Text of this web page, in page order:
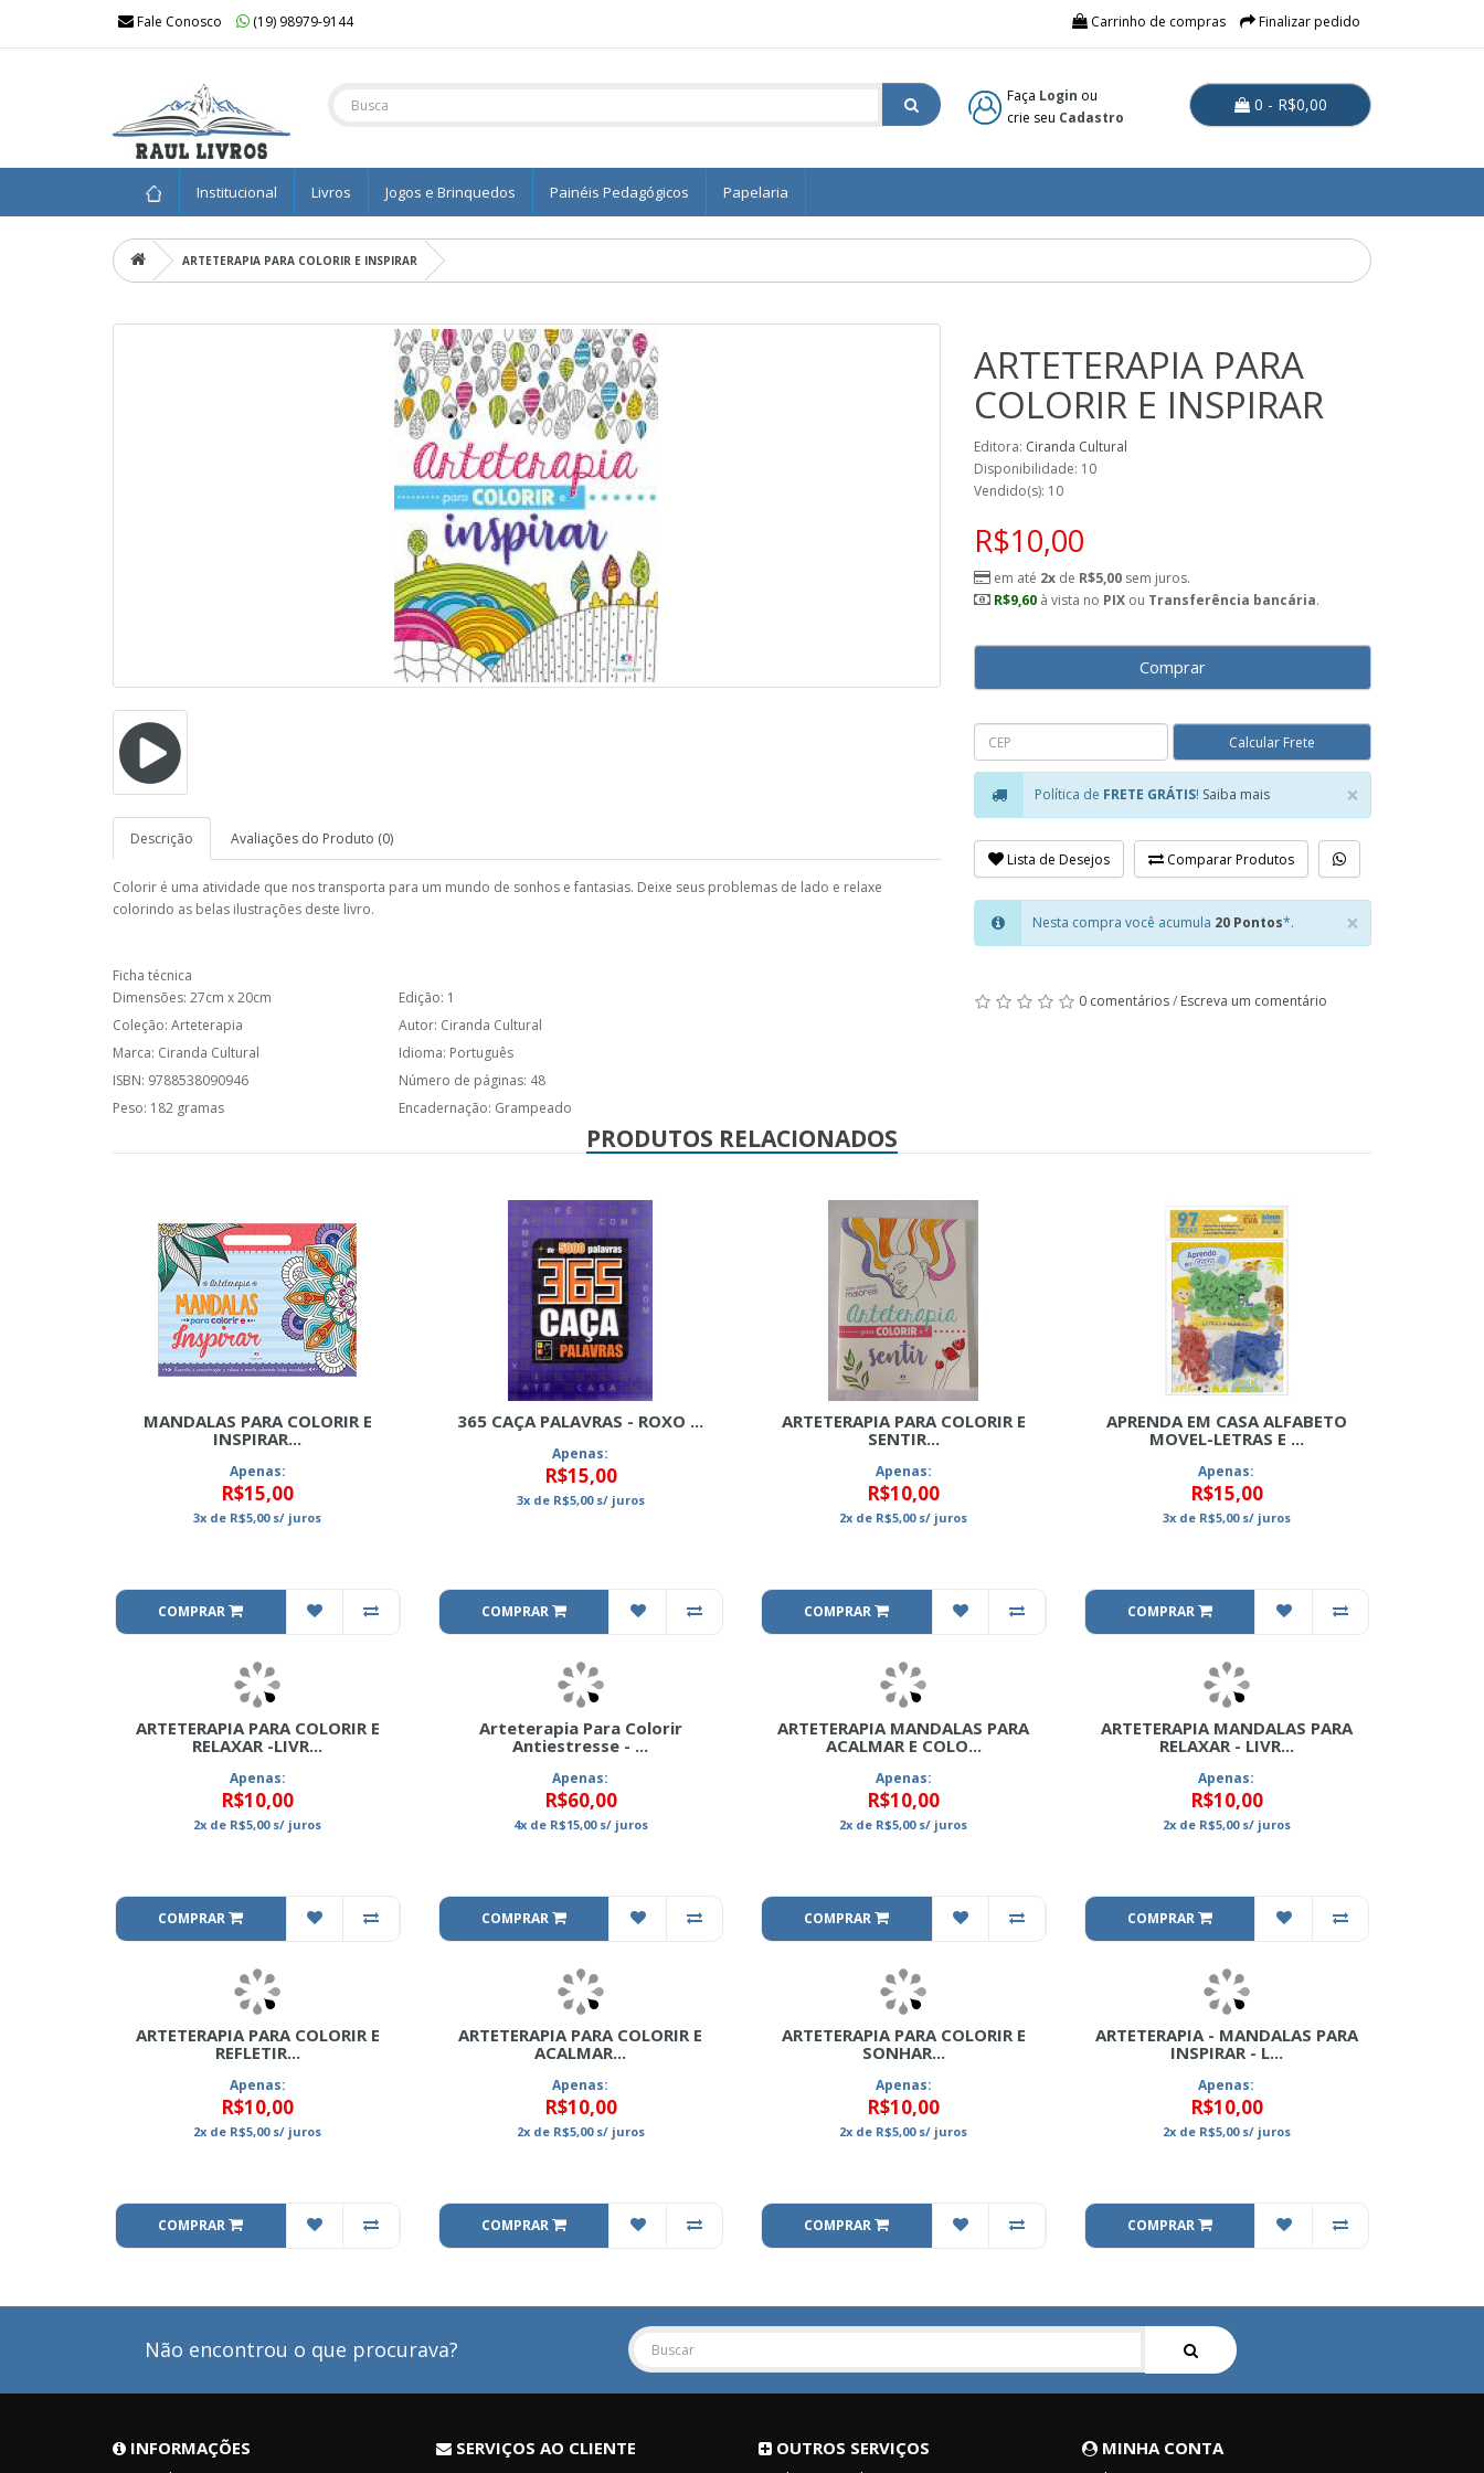
Fale Conosco (19) 98979-9144 Carrinho de compras Finalizar pedido
Faça Login ou
crie seu Cadastro
0 - R$0,00
Institucional Livros Jogos e Brinquedos Painéis Pedagógicos Papelaria
ARTETERAPIA PARA COLORIR E INSPIRAR
Descrição Avaliações do Produto (0)
Colorir é uma atividade que nos transporta para um mundo de sonhos e fantasias. Deixe seus problemas de lado e relaxe
colorindo as belas ilustrações deste livro.
Ficha técnica
Dimensões: 27cm x 20cm
Edição: 1
Coleção: Arteterapia
Autor: Ciranda Cultural
Marca: Ciranda Cultural
Idioma: Português
ISBN: 9788538090946
Número de páginas: 48
Peso: 182 gramas
Encadernação: Grampeado
ARTETERAPIA PARA
COLORIR E INSPIRAR
Editora: Ciranda Cultural
Disponibilidade: 10
Vendido(s): 10
R$10,00
em até 2x de R$5,00 sem juros.
R$9,60 à vista no PIX ou Transferência bancária.
Comprar
×
Close
Política de FRETE GRÁTIS! Saiba mais
Lista de Desejos Comparar Produtos
×
Nesta compra você acumula 20 Pontos*.
0 comentários/ Escreva um comentário
PRODUTOS RELACIONADOS
MANDALAS PARA COLORIR E
INSPIRAR...
Apenas:
R$15,00
3x de R$5,00s/ juros
COMPRAR
365 CAÇA PALAVRAS - ROXO ...
Apenas:
R$15,00
3xde R$5,00s/ juros
COMPRAR
ARTETERAPIA PARA COLORIR E
SENTIR...
Apenas:
R$10,00
2x de R$5,00s/ juros
COMPRAR
APRENDA EM CASA ALFABETO
MOVEL-LETRAS E ...
Apenas:
R$15,00
3xde R$5,00s/ juros
COMPRAR
ARTETERAPIA PARA COLORIR E
RELAXAR -LIVR...
Apenas:
R$10,00
2x de R$5,00s/ juros
COMPRAR
Arteterapia Para Colorir
Antiestresse - ...
Apenas:
R$60,00
4xde R$15,00s/ juros
COMPRAR
ARTETERAPIA MANDALAS PARA
ACALMAR E COLO...
Apenas:
R$10,00
2x de R$5,00s/ juros
COMPRAR
ARTETERAPIA MANDALAS PARA
RELAXAR - LIVR...
Apenas:
R$10,00
2xde R$5,00s/ juros
COMPRAR
ARTETERAPIA PARA COLORIR E
REFLETIR...
Apenas:
R$10,00
2x de R$5,00s/ juros
COMPRAR
ARTETERAPIA PARA COLORIR E
ACALMAR...
Apenas:
R$10,00
2xde R$5,00s/ juros
COMPRAR
ARTETERAPIA PARA COLORIR E
SONHAR...
Apenas:
R$10,00
2x de R$5,00s/ juros
COMPRAR
ARTETERAPIA - MANDALAS PARA
INSPIRAR - L...
Apenas:
R$10,00
2xde R$5,00s/ juros
COMPRAR
Não encontrou o que procurava?
INFORMAÇÕES SERVIÇOS AO CLIENTE OUTROS SERVIÇOS MINHA CONTA